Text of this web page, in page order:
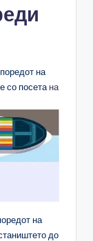
на
со посета на
на
до